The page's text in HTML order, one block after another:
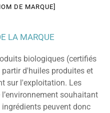
DE MARQUE]
LA MARQUE
biologiques (certifiés
partir d'huiles produites et
sur l'exploitation. Les
souhaitant
peuvent donc